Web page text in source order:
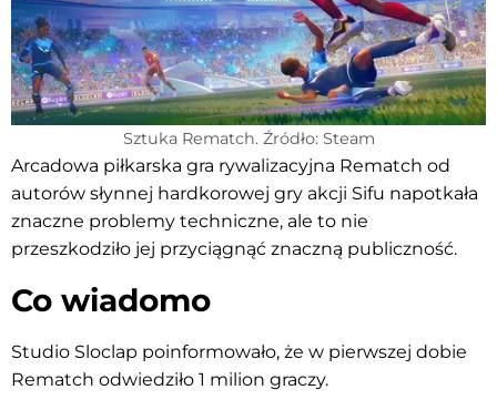
Sztuka Rematch. Źródło: Steam
Arcadowa piłkarska gra rywalizacyjna Rematch od
autorów słynnej hardkorowej gry akcji Sifu napotkała
znaczne problemy techniczne, ale to nie
przeszkodziło jej przyciągnąć znaczną publiczność.
Co wiadomo
Studio Sloclap poinformowało, że w pierwszej dobie
Rematch odwiedziło 1 milion graczy.